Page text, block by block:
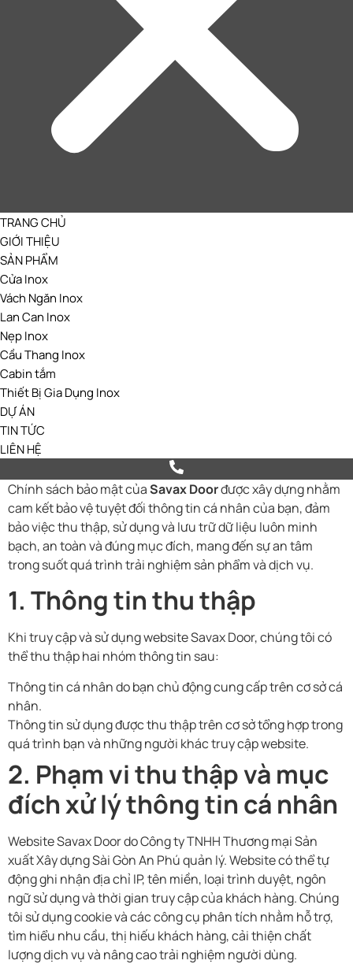
TRANG CHỦ
GIỚI THIỆU
SẢN PHẨM
Cửa Inox
Vách Ngăn Inox
Lan Can Inox
Nẹp Inox
Cầu Thang Inox
Cabin tắm
Thiết Bị Gia Dụng Inox
DỰ ÁN
TIN TỨC
LIÊN HỆ
Chính sách bảo mật củaSavax Doorđược xây dựng nhằm
cam kết bảo vệ tuyệt đối thông tin cá nhân của bạn, đảm
bảo việc thu thập, sử dụng và lưu trữ dữ liệu luôn minh
bạch, an toàn và đúng mục đích, mang đến sự an tâm
trong suốt quá trình trải nghiệm sản phẩm và dịch vụ.
1. Thông tin thu thập
Khi truy cập và sử dụng website Savax Door, chúng tôi có
thể thu thập hai nhóm thông tin sau:
Thông tin cá nhân do bạn chủ động cung cấp trên cơ sở cá
nhân.
Thông tin sử dụng được thu thập trên cơ sở tổng hợp trong
quá trình bạn và những người khác truy cập website.
2. Phạm vi thu thập và mục
đích xử lý thông tin cá nhân
Website Savax Door doCông ty TNHH Thương mại Sản
xuất Xây dựng Sài Gòn An Phúquản lý. Website có thể tự
động ghi nhận địa chỉ IP, tên miền, loại trình duyệt, ngôn
ngữ sử dụng và thời gian truy cập của khách hàng. Chúng
tôi sử dụng cookie và các công cụ phân tích nhằm hỗ trợ,
tìm hiểu nhu cầu, thị hiếu khách hàng, cải thiện chất
lượng dịch vụ và nâng cao trải nghiệm người dùng.